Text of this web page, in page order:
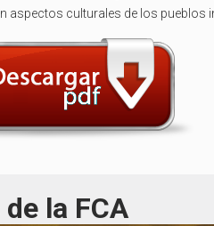
aspectos culturales de los pueblos
la FCA